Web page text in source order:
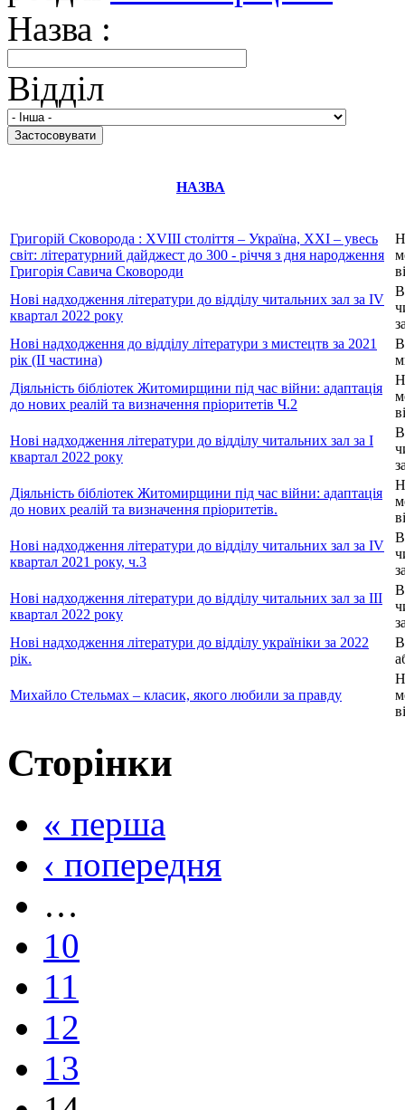
Назва :
Відділ
НАЗВА
Григорій Сковорода : ХVIII століття – Україна, XXI – увесь
світ: літературний дайджест до 300 - річчя з дня народження
Григорія Савича Сковороди
Нові надходження літератури до відділу читальних зал за IV
квартал 2022 року
Нові надходження до відділу літератури з мистецтв за 2021
рік (ІІ частина)
Діяльність бібліотек Житомирщини під час війни: адаптація
до нових реалій та визначення пріоритетів Ч.2
Нові надходження літератури до відділу читальних зал за I
квартал 2022 року
Діяльність бібліотек Житомирщини під час війни: адаптація
до нових реалій та визначення пріоритетів.
Нові надходження літератури до відділу читальних зал за IV
квартал 2021 року, ч.3
Нові надходження літератури до відділу читальних зал за ІІІ
квартал 2022 року
Нові надходження літератури до відділу україніки за 2022
рік.
Михайло Стельмах – класик, якого любили за правду
Сторінки
« перша
‹ попередня
…
10
11
12
13